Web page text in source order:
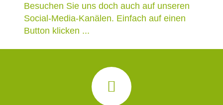
Besuchen Sie uns doch auch auf unseren
Social-Media-Kanälen. Einfach auf einen
Button klicken ...